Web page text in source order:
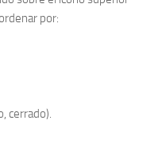
por:
cerrado).